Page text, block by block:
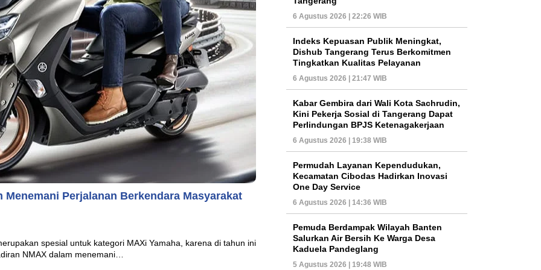
Menemani Perjalanan Berkendara Masyarakat
spesial untuk kategori MAXi Yamaha, karena di tahun ini
NMAX dalam menemani…
6 Agustus 2026 | 22:26 WIB
Indeks Kepuasan Publik Meningkat,
Dishub Tangerang Terus Berkomitmen
Tingkatkan Kualitas Pelayanan
6 Agustus 2026 | 21:47 WIB
Kabar Gembira dari Wali Kota Sachrudin,
Kini Pekerja Sosial di Tangerang Dapat
Perlindungan BPJS Ketenagakerjaan
6 Agustus 2026 | 19:38 WIB
Permudah Layanan Kependudukan,
Kecamatan Cibodas Hadirkan Inovasi
One Day Service
6 Agustus 2026 | 14:36 WIB
Pemuda Berdampak Wilayah Banten
Salurkan Air Bersih Ke Warga Desa
Kaduela Pandeglang
5 Agustus 2026 | 19:48 WIB